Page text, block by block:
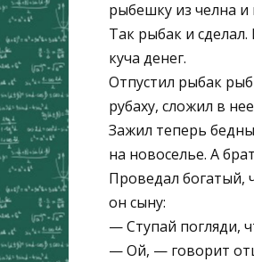
рыбешку из челна и
Так рыбак и
куча денег.
Отпустил рыбак
рубаху, сложил в
Зажил теперь
на новоселье. А
Проведал богатый,
он сыну:
— Ступай погляди,
— Ой, — говорит